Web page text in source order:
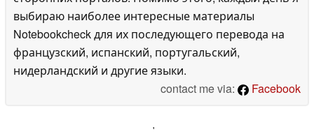
выбираю наиболее интересные материалы
Notebookcheck для их последующего перевода на
французский, испанский, португальский,
нидерландский и другие языки.
contact me via:
Facebook